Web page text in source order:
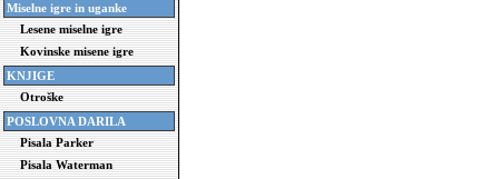
Miselne igre in uganke
Lesene miselne igre
Kovinske misene igre
KNJIGE
Otroške
POSLOVNA DARILA
Pisala Parker
Pisala Waterman